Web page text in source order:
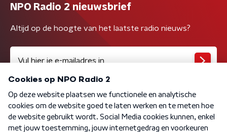
NPO Radio 2 nieuwsbrief
Altijd op de hoogte van het laatste radio nieuws?
Algemene voorwaarden